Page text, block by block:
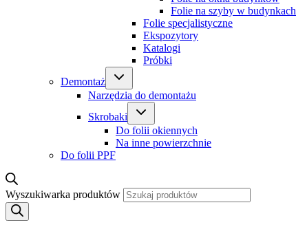
Folie na szyby w budynkach
Folie specjalistyczne
Ekspozytory
Katalogi
Próbki
Demontaż
Narzędzia do demontażu
Skrobaki
Do folii okiennych
Na inne powierzchnie
Do folii PPF
Wyszukiwarka produktów